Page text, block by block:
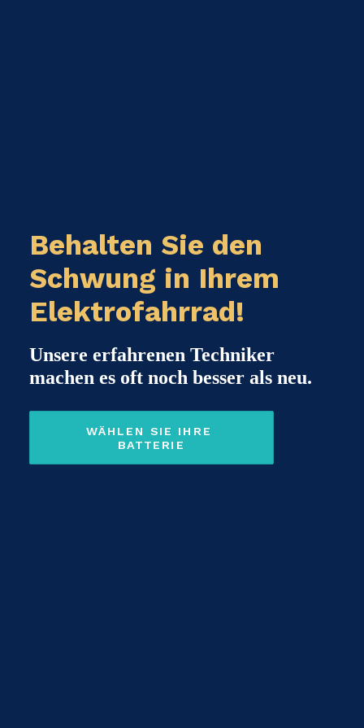
Behalten Sie den
Schwung in Ihrem
Elektrofahrrad!
Unsere erfahrenen Techniker
machen es oft noch besser als neu.
WÄHLEN SIE IHRE
BATTERIE